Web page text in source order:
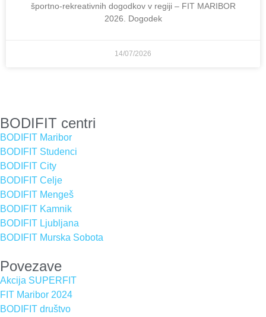
športno-rekreativnih dogodkov v regiji – FIT MARIBOR
2026. Dogodek
14/07/2026
BODIFIT centri
BODIFIT Maribor
BODIFIT Studenci
BODIFIT City
BODIFIT Celje
BODIFIT Mengeš
BODIFIT Kamnik
BODIFIT Ljubljana
BODIFIT Murska Sobota
Povezave
Akcija SUPERFIT
FIT Maribor 2024
BODIFIT društvo